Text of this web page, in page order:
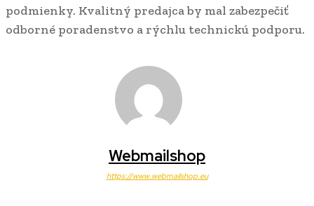
podmienky. Kvalitný predajca by mal zabezpečiť
odborné poradenstvo a rýchlu technickú podporu.
Webmailshop
https://www.webmailshop.eu